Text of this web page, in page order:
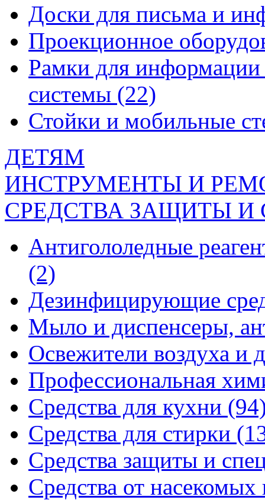
Доски для письма и
Проекционное
Рамки для
системы (22)
Стойки и мобильные
ДЕТЯМ
ИНСТРУМЕНТЫ И
СРЕДСТВА ЗАЩИТЫ
Антигололедные
(2)
Дезинфицирующие
Мыло и диспенсеры,
Освежители воздуха и
Профессиональная
Средства для кухни
Средства для стирки
Средства защиты и
Средства от